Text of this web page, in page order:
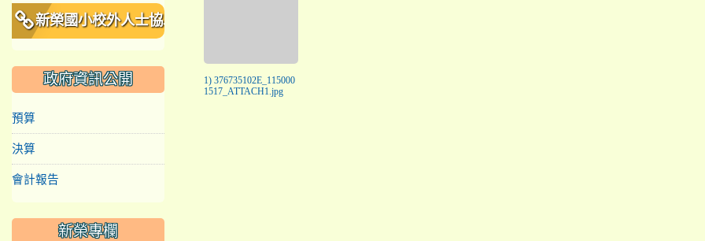
1) 376735102E_115000
1517_ATTACH1.jpg
施、申訴及懲戒規範
新榮國小校外人士協助
政府資訊公開
預算
決算
會計報告
新榮專欄